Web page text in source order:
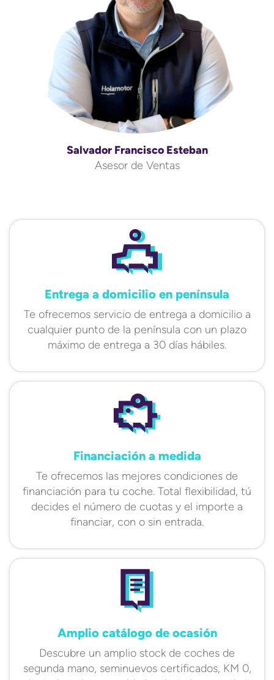
Salvador Francisco Esteban
Asesor de Ventas
Entrega a domicilio en península
Te ofrecemos servicio de entrega a domicilio a
cualquier punto de la península con un plazo
máximo de entrega a 30 días hábiles.
Financiación a medida
Te ofrecemos las mejores condiciones de
financiación para tu coche. Total flexibilidad, tú
decides el número de cuotas y el importe a
financiar, con o sin entrada.
Amplio catálogo de ocasión
Descubre un amplio stock de coches de
segunda mano, seminuevos certificados, KM 0,